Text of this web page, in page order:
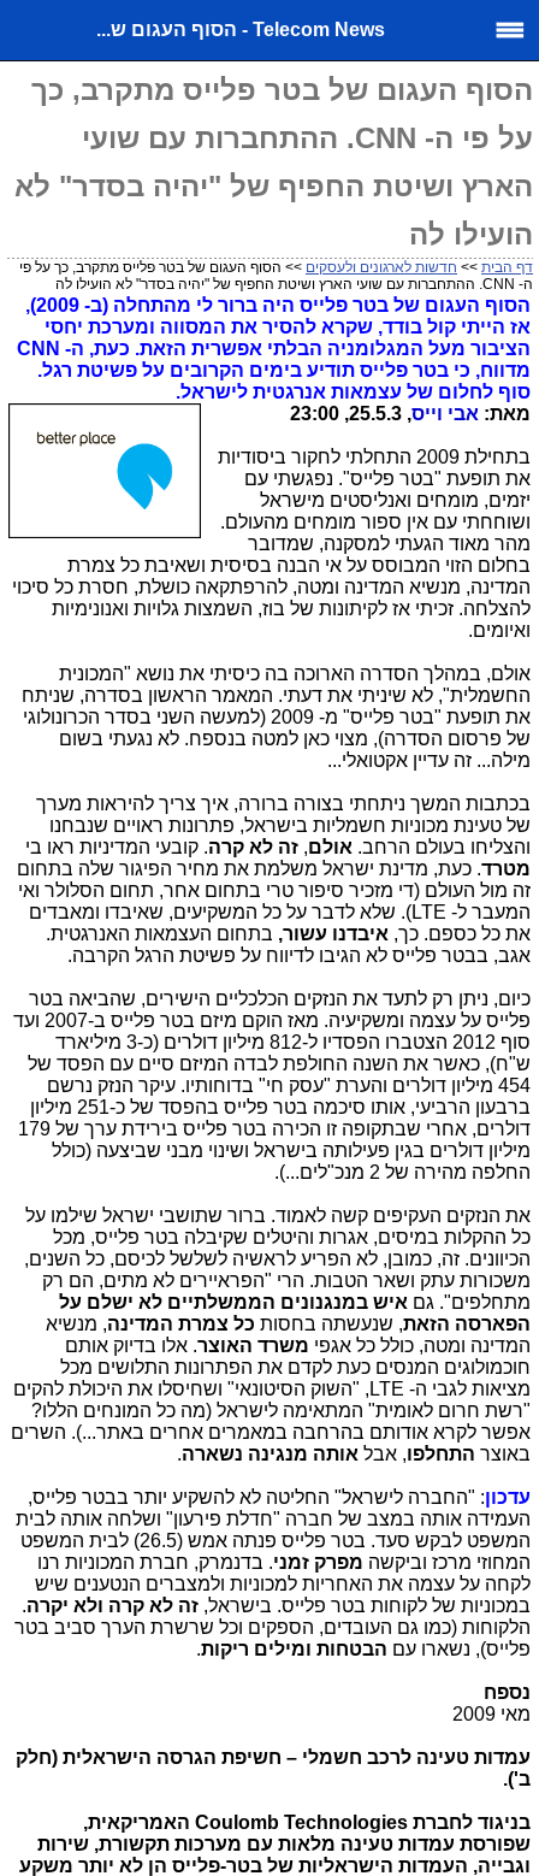
Telecom News - הסוף העגום ש...
הסוף העגום של בטר פלייס מתקרב, כך
על פי ה- CNN. ההתחברות עם שועי
הארץ ושיטת החפיף של "יהיה בסדר" לא
הועילו לה
דף הבית >> חדשות לארגונים ולעסקים >> הסוף העגום של בטר פלייס מתקרב, כך על פי
ה- CNN. ההתחברות עם שועי הארץ ושיטת החפיף של "יהיה בסדר" לא הועילו לה
הסוף העגום של בטר פלייס היה ברור לי מהתחלה (ב- 2009),
אז הייתי קול בודד, שקרא להסיר את המסווה ומערכת יחסי
הציבור מעל המגלומניה הבלתי אפשרית הזאת. כעת, ה- CNN
מדווח, כי בטר פלייס תודיע בימים הקרובים על פשיטת רגל.
סוף לחלום של עצמאות אנרגטית לישראל.
מאת: אבי וייס, 25.5.3, 23:00
בתחילת 2009 התחלתי לחקור ביסודיות
את תופעת "בטר פלייס". נפגשתי עם
יזמים, מומחים ואנליסטים מישראל
ושוחחתי עם אין ספור מומחים מהעולם.
מהר מאוד הגעתי למסקנה, שמדובר
בחלום הזוי המבוסס על אי הבנה בסיסית ושאיבת כל צמרת
המדינה, מנשיא המדינה ומטה, להרפתקאה כושלת, חסרת כל סיכוי
להצלחה. זכיתי אז לקיתונות של בוז, השמצות גלויות ואנונימיות
ואיומים.
אולם, במהלך הסדרה הארוכה בה כיסיתי את נושא "המכונית
החשמלית", לא שיניתי את דעתי. המאמר הראשון בסדרה, שניתח
את תופעת "בטר פלייס" מ- 2009 (למעשה השני בסדר הכרונולוגי
של פרסום הסדרה), מצוי כאן למטה בנספח. לא נגעתי בשום
מילה... זה עדיין אקטואלי...
בכתבות המשך ניתחתי בצורה ברורה, איך צריך להיראות מערך
של טעינת מכוניות חשמליות בישראל, פתרונות ראויים שנבחנו
והצליחו בעולם הרחב. אולם, זה לא קרה. קובעי המדיניות ראו בי
מטרד. כעת, מדינת ישראל משלמת את מחיר הפיגור שלה בתחום
זה מול העולם (די מזכיר סיפור טרי בתחום אחר, תחום הסלולר ואי
המעבר ל- LTE). שלא לדבר על כל המשקיעים, שאיבדו ומאבדים
את כל כספם. כך, איבדנו עשור, בתחום העצמאות האנרגטית.
אגב, בבטר פלייס לא הגיבו לדיווח על פשיטת הרגל הקרבה.
כיום, ניתן רק לתעד את הנזקים הכלכליים הישירים, שהביאה בטר
פלייס על עצמה ומשקיעיה. מאז הוקם מיזם בטר פלייס ב-2007 ועד
סוף 2012 הצטברו הפסדיו ל-812 מיליון דולרים (כ-3 מיליארד
ש"ח), כאשר את השנה החולפת לבדה המיזם סיים עם הפסד של
454 מיליון דולרים והערת "עסק חי" בדוחותיו. עיקר הנזק נרשם
ברבעון הרביעי, אותו סיכמה בטר פלייס בהפסד של כ-251 מיליון
דולרים, אחרי שבתקופה זו הכירה בטר פלייס בירידת ערך של 179
מיליון דולרים בגין פעילותה בישראל ושינוי מבני שביצעה (כולל
החלפה מהירה של 2 מנכ"לים...).
את הנזקים העקיפים קשה לאמוד. ברור שתושבי ישראל שילמו על
כל ההקלות במיסים, אגרות והיטלים שקיבלה בטר פלייס, מכל
הכיוונים. זה, כמובן, לא הפריע לראשיה לשלשל לכיסם, כל השנים,
משכורות עתק ושאר הטבות. הרי "הפראיירים לא מתים, הם רק
מתחלפים". גם איש במנגנונים הממשלתיים לא ישלם על
הפארסה הזאת, שנעשתה בחסות כל צמרת המדינה, מנשיא
המדינה ומטה, כולל כל אגפי משרד האוצר. אלו בדיוק אותם
חוכמולוגים המנסים כעת לקדם את הפתרונות התלושים מכל
מציאות לגבי ה- LTE, "השוק הסיטונאי" ושחיסלו את היכולת להקים
"רשת חרום לאומית" המתאימה לישראל (מה כל המונחים הללו?
אפשר לקרא אודותם בהרחבה במאמרים אחרים באתר...). השרים
באוצר התחלפו, אבל אותה מנגינה נשארה.
עדכון: "החברה לישראל" החליטה לא להשקיע יותר בבטר פלייס,
העמידה אותה במצב של חברה "חדלת פירעון" ושלחה אותה לבית
המשפט לבקש סעד. בטר פלייס פנתה אמש (26.5) לבית המשפט
המחוזי מרכז וביקשה מפרק זמני. בדנמרק, חברת המכוניות רנו
לקחה על עצמה את האחריות למכוניות ולמצברים הנטענים שיש
במכוניות של לקוחות בטר פלייס. בישראל, זה לא קרה ולא יקרה.
הלקוחות (כמו גם העובדים, הספקים וכל שרשרת הערך סביב בטר
פלייס), נשארו עם הבטחות ומילים ריקות.
נספח
מאי 2009
עמדות טעינה לרכב חשמלי – חשיפת הגרסה הישראלית (חלק
ב').
בניגוד לחברת Coulomb Technologies האמריקאית,
שפורסת עמדות טעינה מלאות עם מערכות תקשורת, שירות
וגבייה, העמדות הישראליות של בטר-פלייס הן לא יותר משקע